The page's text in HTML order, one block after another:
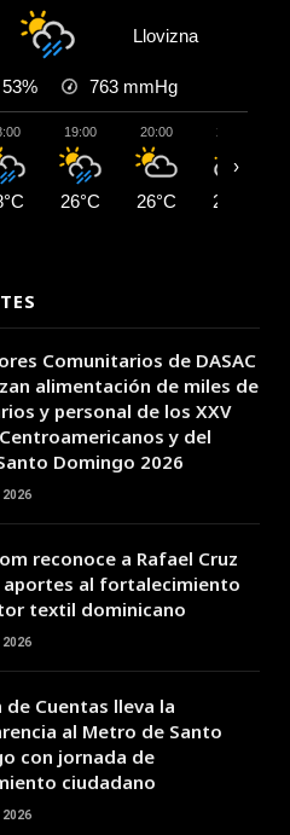
Llovizna
53% 763 mmHg
19:00
26°C
20:00
26°C
21:00
26°C
›
Comunitarios de DASAC
alimentación de miles de
y personal de los XXV
y del
Domingo 2026
2026
reconoce a Rafael Cruz
aportes al fortalecimiento
textil dominicano
2026
de Cuentas lleva la
al Metro de Santo
con jornada de
ciudadano
2026